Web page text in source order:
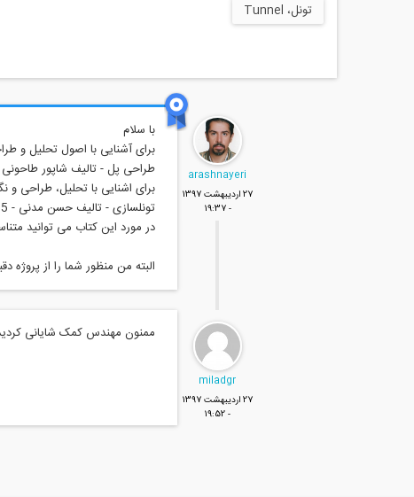
تونل، Tunnel
البته من منظور شما را از پروژه
arashnayeri
27 ارديبهشت 1397
- 19:37
ممنون مهندس کمک شایانی
miladgr
27 ارديبهشت 1397
- 19:52